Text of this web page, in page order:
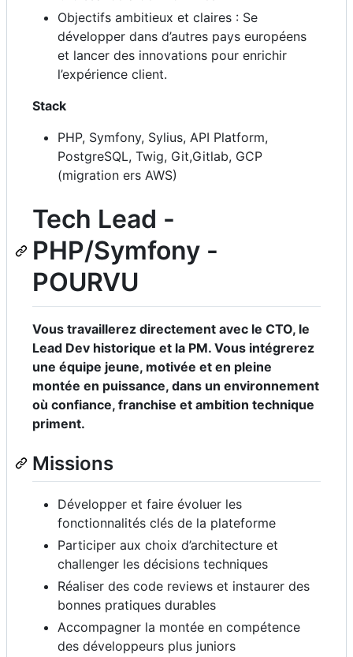
Objectifs ambitieux et claires : Se
développer dans d’autres pays européens
et lancer des innovations pour enrichir
l’expérience client.
Stack
PHP, Symfony, Sylius, API Platform,
PostgreSQL, Twig, Git,Gitlab, GCP
(migration ers AWS)
Tech Lead -
PHP/Symfony -
POURVU
Vous travaillerez directement avec le CTO, le
Lead Dev historique et la PM. Vous intégrerez
une équipe jeune, motivée et en pleine
montée en puissance, dans un environnement
où confiance, franchise et ambition technique
priment.
Missions
Développer et faire évoluer les
fonctionnalités clés de la plateforme
Participer aux choix d’architecture et
challenger les décisions techniques
Réaliser des code reviews et instaurer des
bonnes pratiques durables
Accompagner la montée en compétence
des développeurs plus juniors